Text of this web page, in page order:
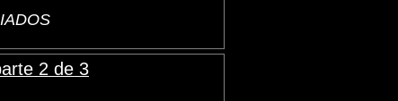
2 de 3